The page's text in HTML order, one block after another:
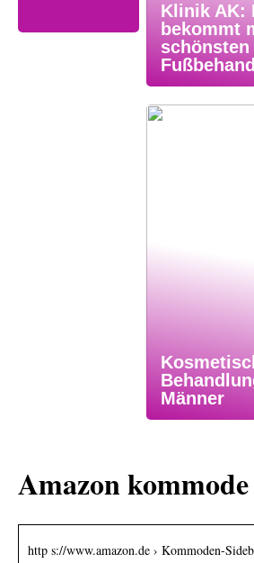
Klinik AK:
bekommt
schönsten
Männer
Amazon kommode
http s://www.amazon.de › Kommoden-